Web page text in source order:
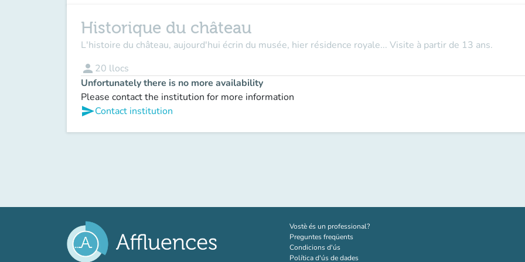
Historique du château
L'histoire du château, aujourd'hui écrin du musée, hier résidence royale... Visite à partir de 13 ans.
person 20 llocs
Unfortunately there is no more availability
Please contact the institution for more information
sendContact institution
Vostè és un professional?(new tab)
Preguntes freqüents
Condicions d'ús
Política d'ús de dades